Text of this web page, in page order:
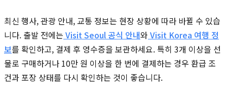
최신 행사, 관광 안내, 교통 정보는 현장 상황에 따라 바뀔 수 있습
니다. 출발 전에는 Visit Seoul 공식 안내와 Visit Korea 여행 정
보를 확인하고, 결제 후 영수증을 보관하세요. 특히 3개 이상을 선
물로 구매하거나 10만 원 이상을 한 번에 결제하는 경우 환급 조
건과 포장 상태를 다시 확인하는 것이 좋습니다.